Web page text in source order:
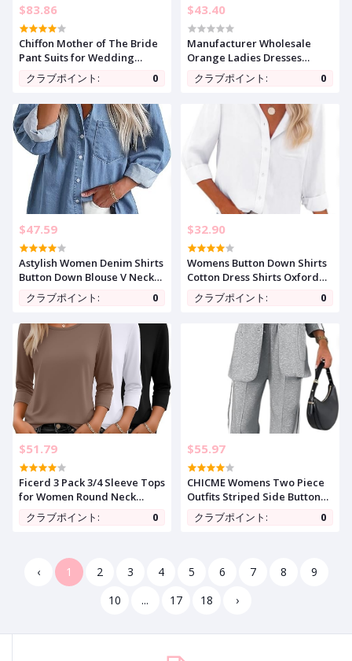
$83.86
Chiffon Mother of The Bride
Pant Suits for Wedding
Guest Dresses Formal Outfit
Womens Jumpsuit
クラブポイント: 0
$43.40
Manufacturer Wholesale
Orange Ladies Dresses
Office Wear Ad Dress For
Women Formal
クラブポイント: 0
$47.59
Astylish Women Denim Shirts
Button Down Blouse V Neck
Casual Tops
クラブポイント: 0
$32.90
Womens Button Down Shirts
Cotton Dress Shirts Oxford
Shirts Long Sleeve Work
Blouses Collared Tops Tunics
クラブポイント: 0
$51.79
Ficerd 3 Pack 3/4 Sleeve Tops
for Women Round Neck
Dressy Basics Tees Casual
Trendy Loose Fit T Shirts
クラブポイント: 0
$55.97
CHICME Womens Two Piece
Outfits Striped Side Button
Blazer and Pants with
Pockets Sets Business Casual
クラブポイント: 0
‹ 1 2 3 4 5 6 7 8
9
10
... 17 18 ›